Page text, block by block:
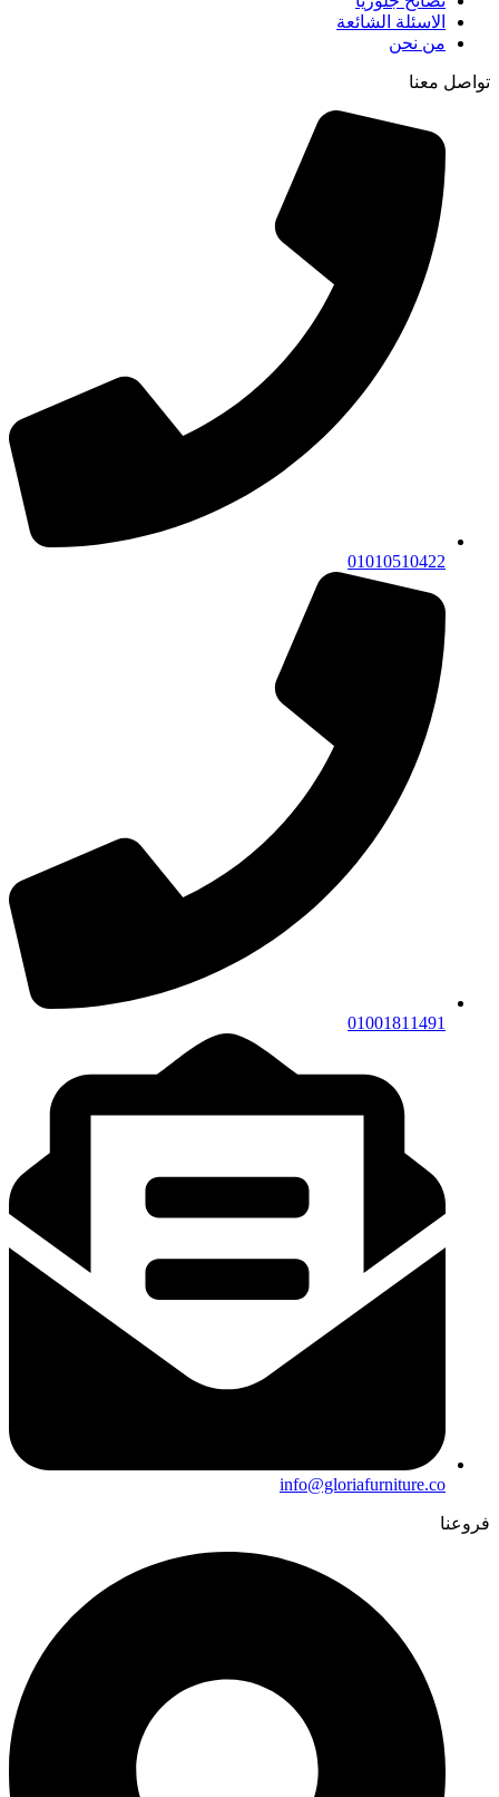
الاسئلة الشائعة
من نحن
تواصل معنا
01010510422
01001811491
info@gloriafurniture.co
فروعنا